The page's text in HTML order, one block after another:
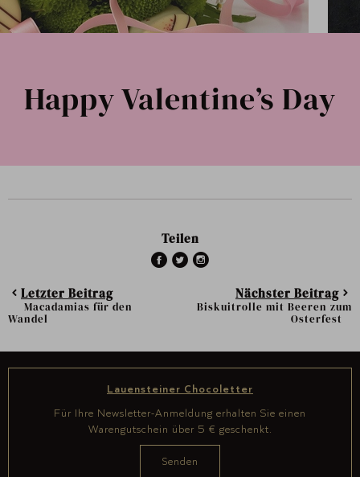
Happy Valentine’s Day
Letzter Beitrag
Macadamias für den
Wandel
Teilen
Nächster Beitrag
Biskuitrolle mit Beeren zum
Osterfest
Lauensteiner Chocoletter
Für Ihre Newsletter-Anmeldung erhalten Sie einen
Warengutschein über 5 € geschenkt.